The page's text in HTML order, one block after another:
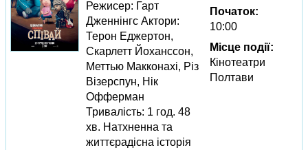
Режисер: Гарт
Дженнінгс Актори:
Терон Еджертон,
Скарлетт Йоханссон,
Меттью Макконахі, Різ
Візерспун, Нік
Офферман
Тривалість: 1 год. 48
хв. Натхненна та
життєрадісна історія
Початок:
10:00
Місце події:
Кінотеатри
Полтави